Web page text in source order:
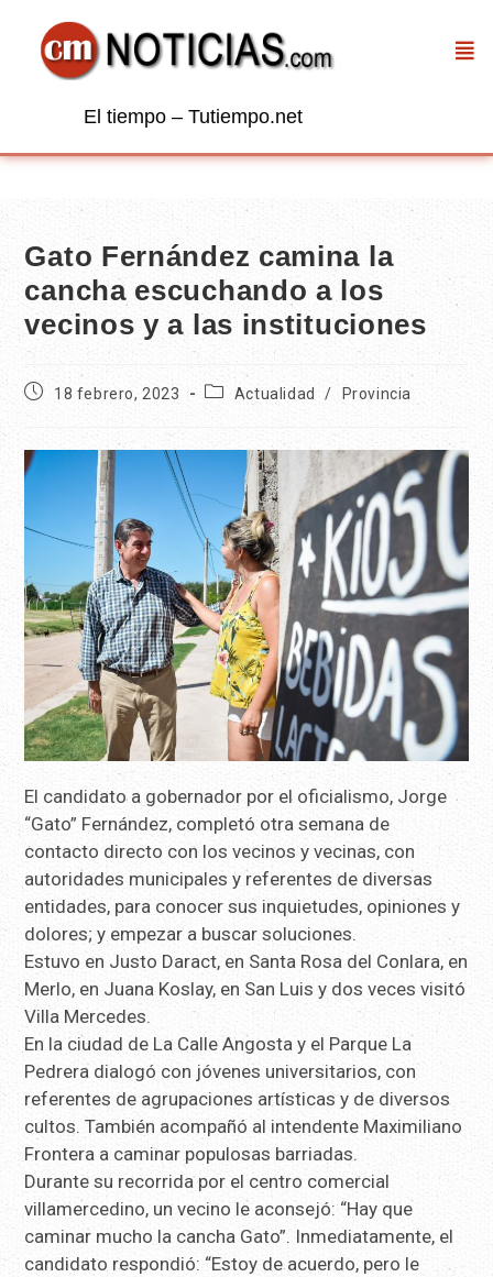
El tiempo – Tutiempo.net
Gato Fernández camina la
cancha escuchando a los
vecinos y a las instituciones
18 febrero, 2023 Actualidad / Provincia
El candidato a gobernador por el oficialismo, Jorge
“Gato” Fernández, completó otra semana de
contacto directo con los vecinos y vecinas, con
autoridades municipales y referentes de diversas
entidades, para conocer sus inquietudes, opiniones y
dolores; y empezar a buscar soluciones.
Estuvo en Justo Daract, en Santa Rosa del Conlara, en
Merlo, en Juana Koslay, en San Luis y dos veces visitó
Villa Mercedes.
En la ciudad de La Calle Angosta y el Parque La
Pedrera dialogó con jóvenes universitarios, con
referentes de agrupaciones artísticas y de diversos
cultos. También acompañó al intendente Maximiliano
Frontera a caminar populosas barriadas.
Durante su recorrida por el centro comercial
villamercedino, un vecino le aconsejó: “Hay que
caminar mucho la cancha Gato”. Inmediatamente, el
candidato respondió: “Estoy de acuerdo, pero le